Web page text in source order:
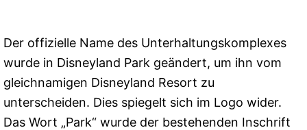
Der offizielle Name des Unterhaltungskomplexes
wurde in Disneyland Park geändert, um ihn vom
gleichnamigen Disneyland Resort zu
unterscheiden. Dies spiegelt sich im Logo wider.
Das Wort „Park“ wurde der bestehenden Inschrift